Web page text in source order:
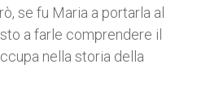
se fu Maria a portarla al
a farle comprendere il
nella storia della